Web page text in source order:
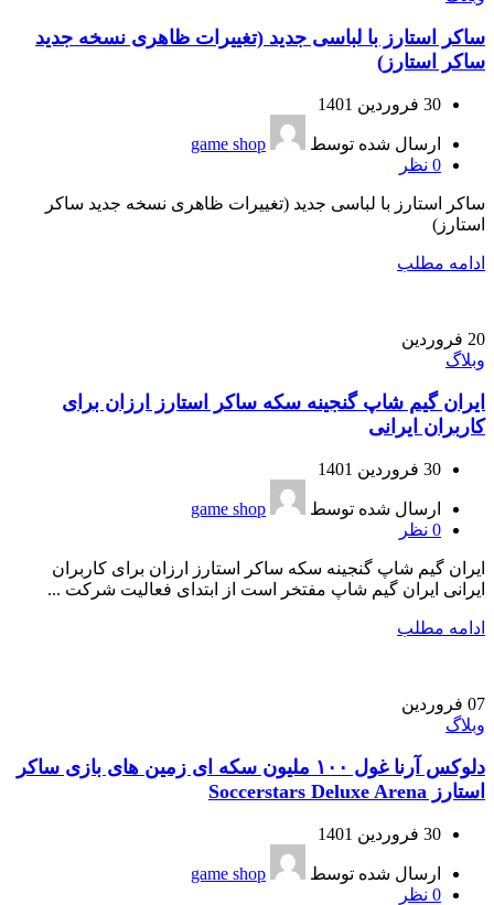
ساکر استارز با لباسی جدید (تغییرات ظاهری نسخه جدید
ساکر استارز)
30 فروردین 1401
ارسال شده توسط
game shop
0 نظر
ساکر استارز با لباسی جدید (تغییرات ظاهری نسخه جدید ساکر
استارز)
ادامه مطلب
20 فروردین
وبلاگ
ایران گیم شاپ گنجینه سکه ساکر استارز ارزان برای
کاربران ایرانی
30 فروردین 1401
ارسال شده توسط
game shop
0 نظر
ایران گیم شاپ گنجینه سکه ساکر استارز ارزان برای کاربران
ایرانی ایران گیم شاپ مفتخر است از ابتدای فعالیت شرکت ...
ادامه مطلب
07 فروردین
وبلاگ
دلوکس آرنا غول ۱۰۰ ملیون سکه ای زمین های بازی ساکر
استارز Soccerstars Deluxe Arena
30 فروردین 1401
ارسال شده توسط
game shop
0 نظر